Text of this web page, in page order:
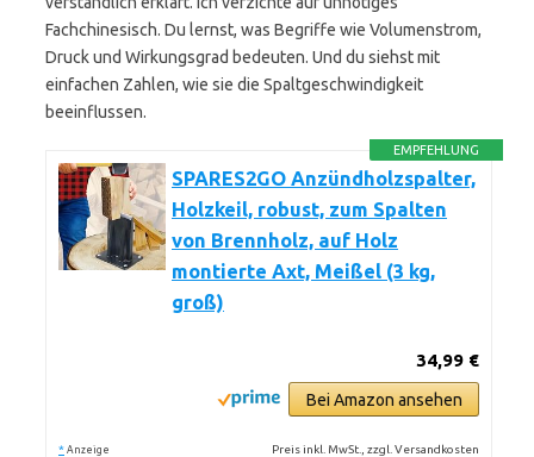
Fachchinesisch. Du lernst, was Begriffe wie Volumenstrom,
Druck und Wirkungsgrad bedeuten. Und du siehst mit
einfachen Zahlen, wie sie die Spaltgeschwindigkeit
beeinflussen.
EMPFEHLUNG
SPARES2GO Anzündholzspalter,
Holzkeil, robust, zum Spalten
von Brennholz, auf Holz
montierte Axt, Meißel (3 kg,
groß)
34,99 €
Bei Amazon ansehen
* Anzeige Preis inkl. MwSt., zzgl. Versandkosten